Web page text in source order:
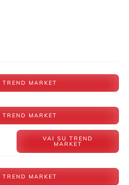
MARKET
MARKET
VAI SU TREND
MARKET
MARKET